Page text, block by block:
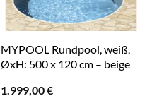
MYPOOL Rundpool, weiß,
ØxH: 500 x 120 cm – beige
1.999,00€